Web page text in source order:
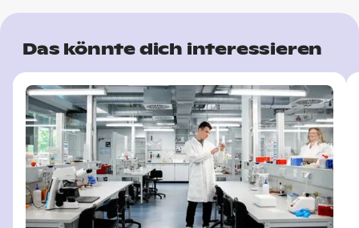
Das könnte dich interessieren